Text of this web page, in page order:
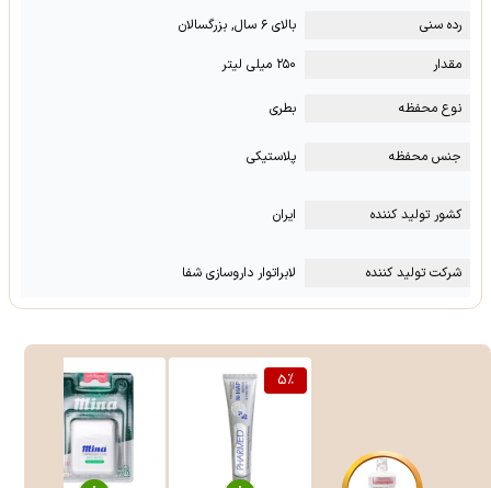
رده سنی
بالای ۶ سال, بزرگسالان
مقدار
۲۵۰ میلی لیتر
نوع محفظه بطری
جنس محفظه پلاستیکی
کشور تولید کننده ایران
شرکت تولید کننده لابراتوار داروسازی شفا
5%